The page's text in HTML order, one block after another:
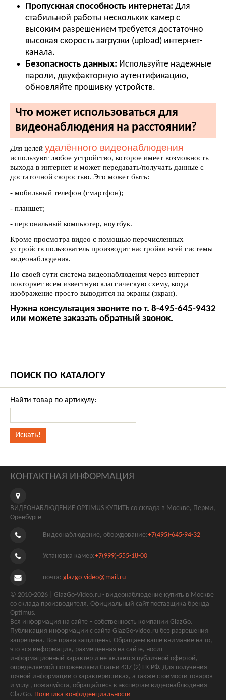
Пропускная способность интернета: Для
стабильной работы нескольких камер с
высоким разрешением требуется достаточно
высокая скорость загрузки (upload) интернет-
канала.
Безопасность данных: Используйте надежные
пароли, двухфакторную аутентификацию,
обновляйте прошивку устройств.
Что может использоваться для
видеонаблюдения на расстоянии?
Для целей удалённого видеонаблюдения
используют любое устройство, которое имеет возможность
выхода в интернет и может передавать/получать данные с
достаточной скоростью. Это может быть:
- мобильный телефон (смартфон);
- планшет;
- персональный компьютер, ноутбук.
Кроме просмотра видео с помощью перечисленных
устройств пользователь производит настройки всей системы
видеонаблюдения.
По своей сути система видеонаблюдения через интернет
повторяет всем известную классическую схему, когда
изображение просто выводится на экраны (экран).
Нужна консультация звоните по т. 8-495-645-9432
или можете заказать обратный звонок.
ПОИСК ПО КАТАЛОГУ
Найти товар по артикулу:
КОНТАКТНАЯ ИНФОРМАЦИЯ
ВИДЕОНАБЛЮДЕНИЕ OPTIMUS КУПИТЬ со склада в Москве, Перми,
Оренбурге
Видеонаблюдение, оборудование:+7(495)-645-94-32
Установка камер:+7(999)-555-18-00
почта: glazgo-video@mail.ru
© 2010-2026 | GlazGo-Video.ru - видеонаблюдение купить в Москве
со склада производителя. Официальный сайт поставщика бренда
Optimus.
Вся информация на сайте – собственность компании GlazGo.
Публикация информации с сайта GlazGo-video.ru без разрешения
запрещена. Все права защищены. Обращаем ваше внимание на то,
что вся информация, размещенная на сайте, носит
информационный характер и не является публичной офертой,
определяемой положениями Статьи 437 (2) ГК РФ. Для получения
точной информации о характеристиках, а также стоимости товаров
и услуг, пожалуйста, обращайтесь к экспертам видеонаблюдения
GlazGo. Политика конфиденциальности